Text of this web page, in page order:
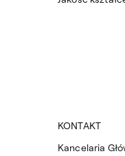
KONTAKT
Kancelaria